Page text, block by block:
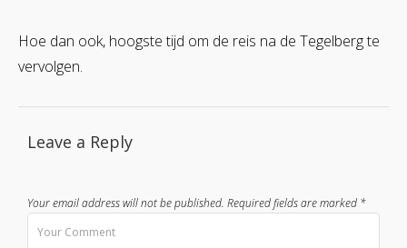
Hoe dan ook, hoogste tijd om de reis na de Tegelberg te
vervolgen.
Leave a Reply
Your email address will not be published. Required fields are marked *